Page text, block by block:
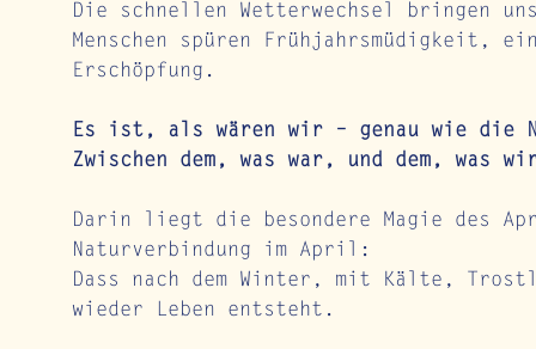
Die schnellen Wetterwechsel bringen
Menschen spüren Frühjahrsmüdigkeit,
Erschöpfung.
Es ist, als wären wir – genau wie die
Zwischen dem, was war, und dem, was
Darin liegt die besondere Magie des
Naturverbindung im April:
Dass nach dem Winter, mit Kälte,
wieder Leben entsteht.